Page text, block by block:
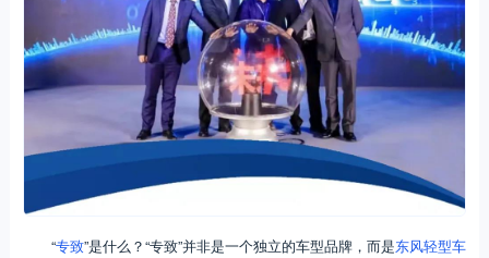
“专致”是什么？“专致”并非是一个独立的车型品牌，而是东风轻型车